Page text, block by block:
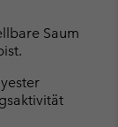
Saum